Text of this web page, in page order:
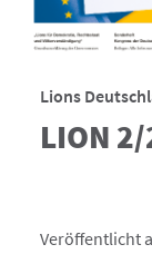
Lions
LION
Veröffentlicht